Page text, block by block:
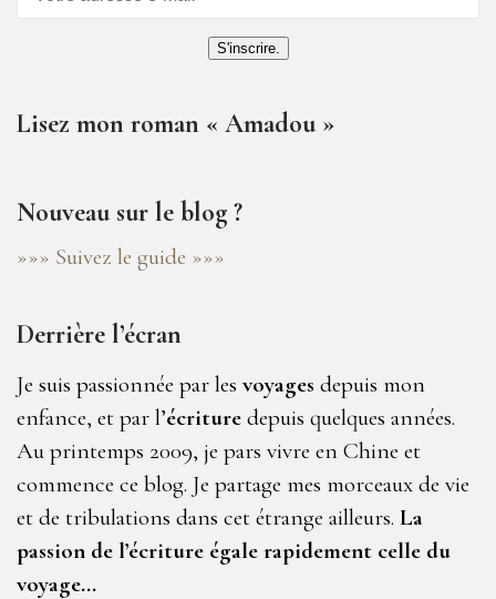
S'inscrire.
Lisez mon roman « Amadou »
Nouveau sur le blog ?
»»» Suivez le guide »»»
Derrière l’écran
Je suis passionnée par les voyages depuis mon
enfance, et par l’écriture depuis quelques années.
Au printemps 2009, je pars vivre en Chine et
commence ce blog. Je partage mes morceaux de vie
et de tribulations dans cet étrange ailleurs. La
passion de l’écriture égale rapidement celle du
voyage…